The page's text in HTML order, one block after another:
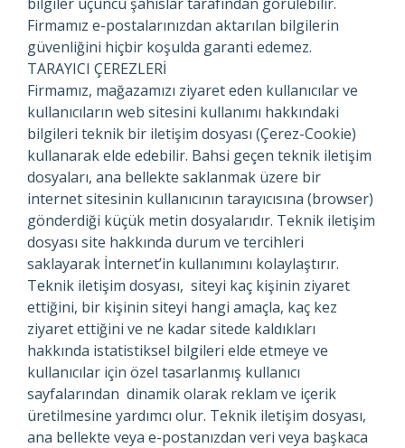
Firmamız e-postalarınızdan aktarılan bilgilerin
güvenliğini hiçbir koşulda garanti edemez.
TARAYICI ÇEREZLERİ
Firmamız, mağazamızı ziyaret eden kullanıcılar ve
kullanıcıların web sitesini kullanımı hakkındaki
bilgileri teknik bir iletişim dosyası (Çerez-Cookie)
kullanarak elde edebilir. Bahsi geçen teknik iletişim
dosyaları, ana bellekte saklanmak üzere bir
internet sitesinin kullanıcının tarayıcısına (browser)
gönderdiği küçük metin dosyalarıdır. Teknik iletişim
dosyası site hakkında durum ve tercihleri
saklayarak İnternet’in kullanımını kolaylaştırır.
Teknik iletişim dosyası, siteyi kaç kişinin ziyaret
ettiğini, bir kişinin siteyi hangi amaçla, kaç kez
ziyaret ettiğini ve ne kadar sitede kaldıkları
hakkında istatistiksel bilgileri elde etmeye ve
kullanıcılar için özel tasarlanmış kullanıcı
sayfalarından dinamik olarak reklam ve içerik
üretilmesine yardımcı olur. Teknik iletişim dosyası,
ana bellekte veya e-postanızdan veri veya başkaca